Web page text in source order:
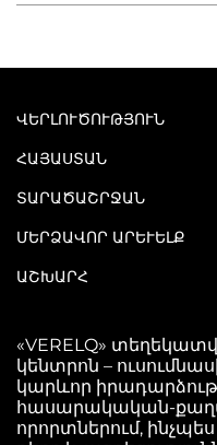
ՎԵՐԼՈՒԾՈՒԹՅՈՒՆ
ՀԱՅԱՍՏԱՆ
ՏԱՐԱԾԱՇՐՋԱՆ
ՄԵՐՁԱՎՈՐ ԱՐԵՒԵԼՔ
ԱՇԽԱՐՀ
«VERELQ»
կենտրոն –
կարևոր
հասարակական-
որորտներում,